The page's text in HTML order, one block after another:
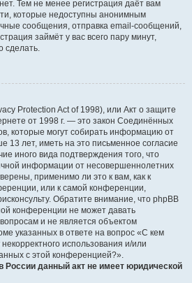
Тем не менее регистрация даёт вам
которые недоступны анонимным
сообщения, отправка email-сообщений,
займёт у вас всего пару минут,
сделать.
Protection Act of 1998), или Акт о защите
от 1998 г. — это закон Соединённых
которые могут собирать информацию от
13 лет, иметь на это письменное согласие
иного вида подтверждения того, что
информации от несовершеннолетних
применимо ли это к вам, как к
или к самой конференции,
Обратите внимание, что phpBB
конференции не может давать
и не является объектом
указанных в ответе на вопрос «С кем
использования и/или
с этой конференцией?».
России данный акт не имеет юридической